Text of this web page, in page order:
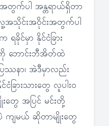
က်ပါ အန္တရာယ်ရှိတာ
အသိုင်းအဝိုင်းအတွက်ပါ
ခိုင်မှာ နိုင်ငံခြား
ဘောင်းဘီအိတ်ထဲ
ဿနာ၊ အဲဒီမှာလည်း
ားသားတွေ လူပါးဝ
ေ အပြင် မင်းတို့
ကျမယ် ဆိုတာမျိုးတွေ